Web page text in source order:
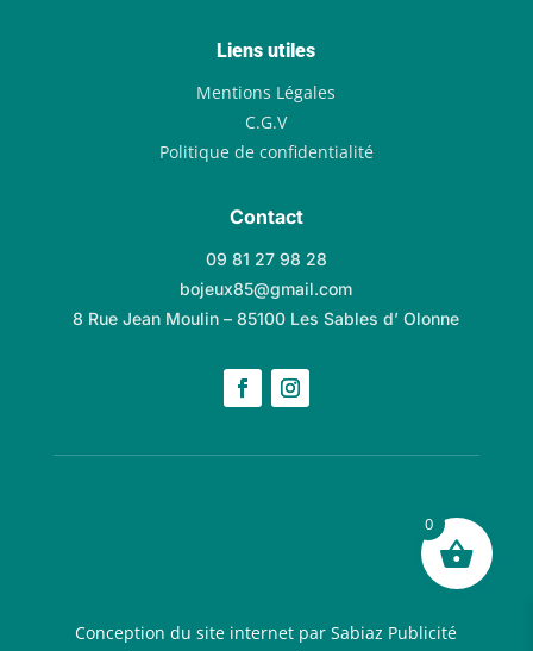
Liens utiles
Mentions Légales
C.G.V
Politique de confidentialité
Contact
09 81 27 98 28
bojeux85@gmail.com
8 Rue Jean Moulin – 85100 Les Sables d’ Olonne
Conception du site internet par Sabiaz Publicité
0